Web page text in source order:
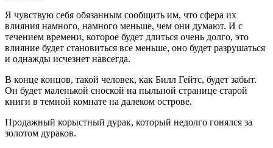
Я чувствую себя обязанным сообщить им, что сфера их
влияния намного, намного меньше, чем они думают. И с
течением времени, которое будет длиться очень долго, это
влияние будет становиться все меньше, оно будет разрушаться
и однажды исчезнет навсегда.
В конце концов, такой человек, как Билл Гейтс, будет забыт.
Он будет маленькой сноской на пыльной странице старой
книги в темной комнате на далеком острове.
Продажный корыстный дурак, который недолго гонялся за
золотом дураков.